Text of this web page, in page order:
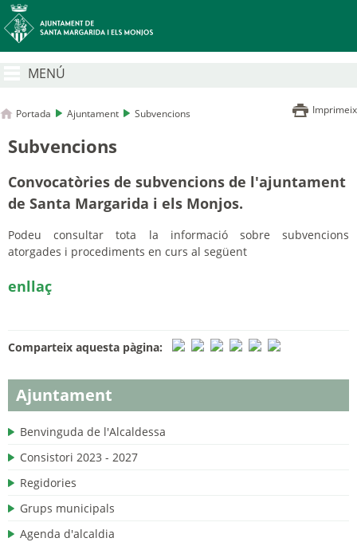
MENÚ
Portada Ajuntament Subvencions Imprimeix
Ajuntament
Benvinguda de l'Alcaldessa
Consistori 2023 - 2027
Regidories
Grups municipals
Agenda d'alcaldia
Subvencions
Convocatòries de subvencions de l'ajuntament
de Santa Margarida i els Monjos.
Podeu consultar tota la informació sobre subvencions
atorgades i procediments en curs al següent
enllaç
Comparteix aquesta pàgina: